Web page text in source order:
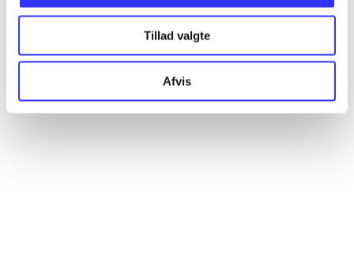
Tillad valgte
Afvis
Artikler
...